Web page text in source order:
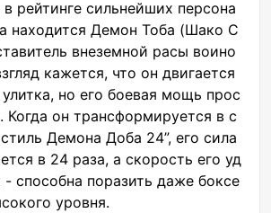
рейтинге сильнейших персона
находится Демон Тоба (Шако С
внеземной расы воино
кажется, что он двигается
но его боевая мощь прос
Когда он трансформируется в с
Демона Доба 24”, его сила
в 24 раза, а скорость его уд
способна поразить даже боксе
уровня.